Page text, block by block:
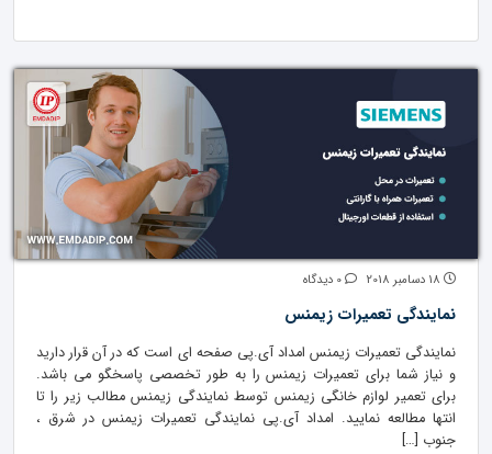
نمایندگی تعمیرات زیمنس
نمایندگی تعمیرات زیمنس امداد آی.پی صفحه ای است که در آن قرار دارید
و نیاز شما برای تعمیرات زیمنس را به طور تخصصی پاسخگو می باشد.
برای تعمیر لوازم خانگی زیمنس توسط نمایندگی زیمنس مطالب زیر را تا
انتها مطالعه نمایید. امداد آی.پی نمایندگی تعمیرات زیمنس در شرق ،
جنوب […]